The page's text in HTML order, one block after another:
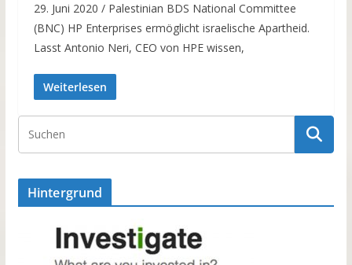
29. Juni 2020 / Palestinian BDS National Committee
(BNC) HP Enterprises ermöglicht israelische Apartheid.
Lasst Antonio Neri, CEO von HPE wissen,
Weiterlesen
Hintergrund